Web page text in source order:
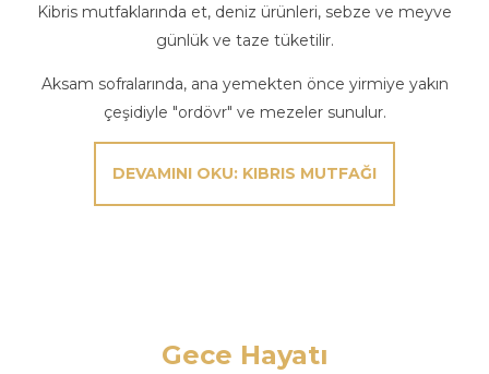
Kibris mutfaklarında et, deniz ürünleri, sebze ve meyve
günlük ve taze tüketilir.
Aksam sofralarında, ana yemekten önce yirmiye yakın
çeşidiyle "ordövr" ve mezeler sunulur.
DEVAMINI OKU: KIBRIS MUTFAĞI
Gece Hayatı